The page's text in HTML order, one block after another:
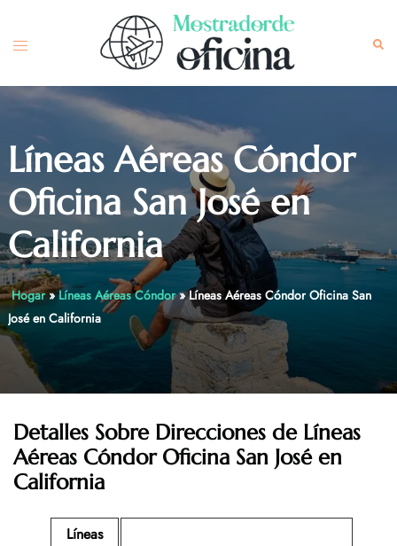
content
Toggle
Líneas Aéreas Cóndor
Oficina San José en
California
Hogar»Líneas Aéreas Cóndor»Líneas Aéreas Cóndor Oficina San
José en California
Detalles Sobre Direcciones de Líneas
Aéreas Cóndor Oficina San José en
California
Líneas